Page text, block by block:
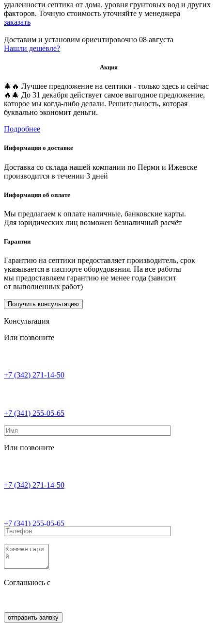
удаленности септика от дома, уровня грунтовых вод и других
факторов. Точную стоимость уточняйте у менеджера
заказать
Доставим и установим ориентировочно 08 августа
Нашли дешевле?
Акция
🎄🔥 Лучшее предложение на септики - только здесь и сейчас
🔥🎄 До 31 декабря действует самое выгодное предложение,
которое мы когда-либо делали. Решительность, которая
буквально экономит деньги.
Подробнее
Информация о доставке
Доставка со склада нашей компании по Перми и Ижевске
производится в течении 3 дней
Информация об оплате
Мы предлагаем к оплате наличные, банковские карты.
Для юридических лиц возможен безналичный расчёт
Гарантии
Гарантию на септики предоставляет производитель, срок
указывается в паспорте оборудования. На все работы
мы предоставляем гарантию не менее года (зависит
от выполненных работ)
Получить консультацию
Консультация
Или позвоните
+7 (342) 271-14-50
+7 (341) 255-05-65
Или позвоните
+7 (342) 271-14-50
+7 (341) 255-05-65
Соглашаюсь с